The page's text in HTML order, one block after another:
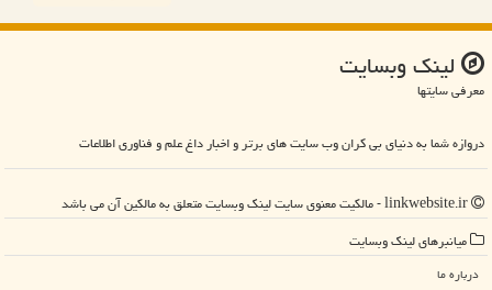
لینك وبسایت
معرفی سایتها
دروازه شما به دنیای بی کران وب سایت های برتر و اخبار داغ علم و فناوری اطلاعات
میانبرهای لینك وبسایت
درباره ما